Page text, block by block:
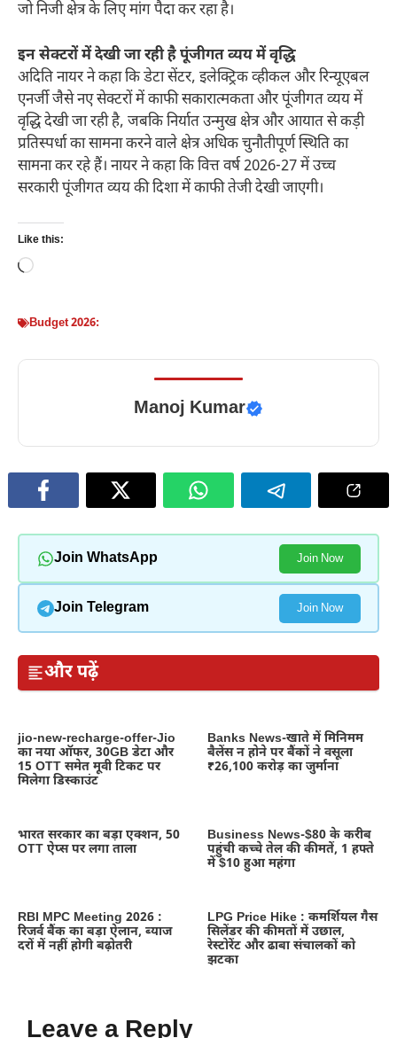
जो निजी क्षेत्र के लिए मांग पैदा कर रहा है।
इन सेक्टरों में देखी जा रही है पूंजीगत व्यय में वृद्धि
अदिति नायर ने कहा कि डेटा सेंटर, इलेक्ट्रिक व्हीकल और रिन्यूएबल
एनर्जी जैसे नए सेक्टरों में काफी सकारात्मकता और पूंजीगत व्यय में
वृद्धि देखी जा रही है, जबकि निर्यात उन्मुख क्षेत्र और आयात से कड़ी
प्रतिस्पर्धा का सामना करने वाले क्षेत्र अधिक चुनौतीपूर्ण स्थिति का
सामना कर रहे हैं। नायर ने कहा कि वित्त वर्ष 2026-27 में उच्च
सरकारी पूंजीगत व्यय की दिशा में काफी तेजी देखी जाएगी।
Like this:
Loading…
Budget 2026:
Manoj Kumar
Join WhatsApp Join Now
Join Telegram Join Now
और पढ़ें
jio-new-recharge-offer-Jio
का नया ऑफर, 30GB डेटा और
15 OTT समेत मूवी टिकट पर
मिलेगा डिस्काउंट
Banks News-खाते में मिनिमम
बैलेंस न होने पर बैंकों ने वसूला
₹26,100 करोड़ का जुर्माना
भारत सरकार का बड़ा एक्शन, 50
OTT ऐप्स पर लगा ताला
Business News-$80 के करीब
पहुंची कच्चे तेल की कीमतें, 1 हफ्ते
में $10 हुआ महंगा
RBI MPC Meeting 2026 :
रिजर्व बैंक का बड़ा ऐलान, ब्याज
दरों में नहीं होगी बढ़ोतरी
LPG Price Hike : कमर्शियल गैस
सिलेंडर की कीमतों में उछाल,
रेस्टोरेंट और ढाबा संचालकों को
झटका
Leave a Reply